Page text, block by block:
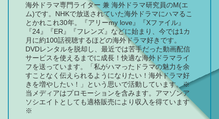
海外ドラマ専門ライター 兼 海外ドラマ研究員のM(エ
ム)です。NHKで放送されていた海外ドラマにハマるこ
とかれこれ30年。『アリーmy love』『Xファイル』
『24』『ER』『フレンズ』などに始まり、今では1カ
月に約100話視聴するほどの海外ドラマ好きです。
DVDレンタルを脱却し、最近では苦手だった動画配信
サービスを使えるまでに成長！快適な海外ドラマライ
フを送っています。「私がハマったドラマの魅力を余
すことなく伝えられるようになりたい！海外ドラマ好
きを増やしたい！」という思いで活動しています。※
当メディアはプロモーションを含みます。アマゾンア
ソシエイトとしても適格販売により収入を得ています
※